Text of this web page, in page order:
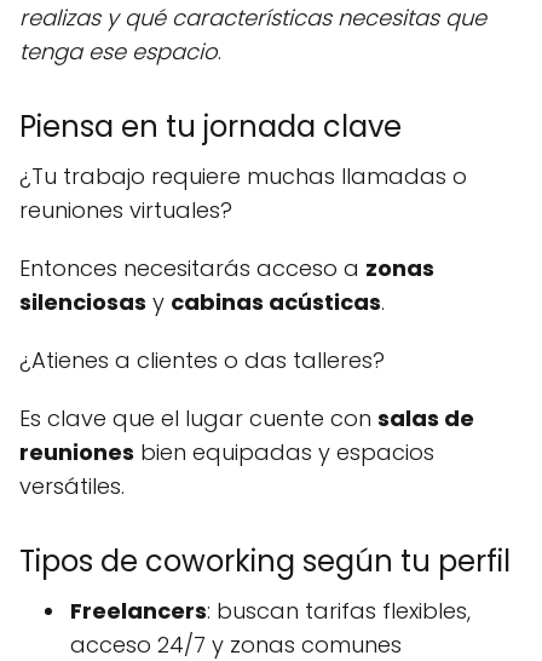
realizas y qué características necesitas que
tenga ese espacio.
Piensa en tu jornada clave
¿Tu trabajo requiere muchas llamadas o
reuniones virtuales?
Entonces necesitarás acceso a zonas
silenciosas y cabinas acústicas.
¿Atienes a clientes o das talleres?
Es clave que el lugar cuente con salas de
reuniones bien equipadas y espacios
versátiles.
Tipos de coworking según tu perfil
Freelancers: buscan tarifas flexibles,
acceso 24/7 y zonas comunes